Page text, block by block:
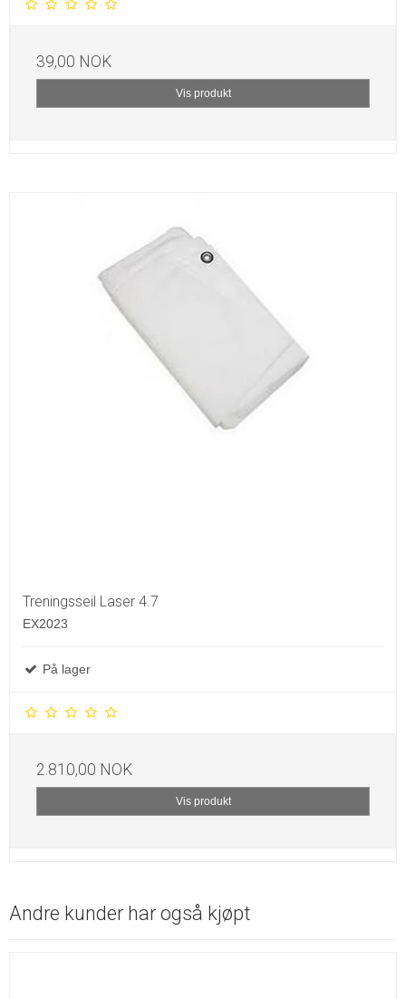
39,00 NOK
Vis produkt
Treningsseil Laser 4.7
EX2023
På lager
2.810,00 NOK
Vis produkt
Andre kunder har også kjøpt